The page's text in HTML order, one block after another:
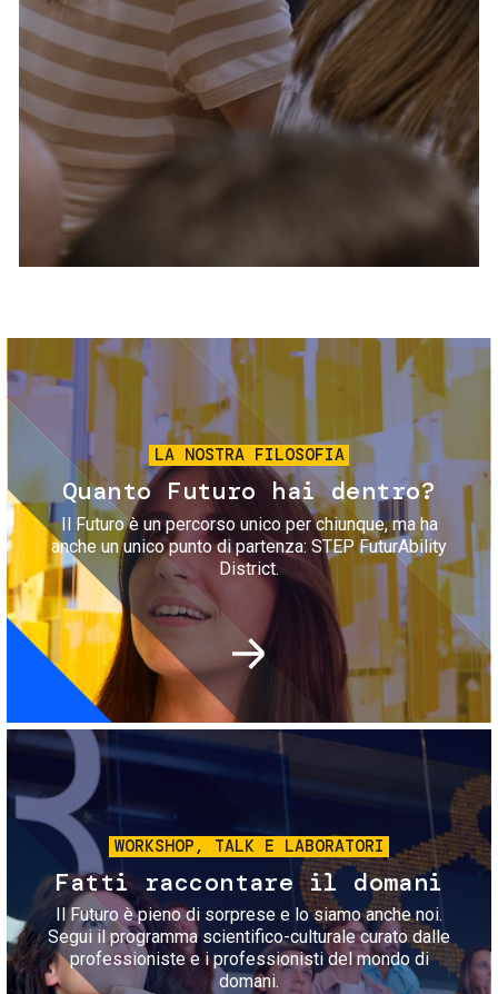
Servizi e accessibilità
Contatti
FAQ
Biglietti
Immagine
LA NOSTRA FILOSOFIA
Quanto Futuro hai dentro?
Il Futuro è un percorso unico per chiunque, ma ha
anche un unico punto di partenza: STEP FuturAbility
District.
Immagine
WORKSHOP, TALK E LABORATORI
Fatti raccontare il domani
Il Futuro è pieno di sorprese e lo siamo anche noi.
Segui il programma scientifico-culturale curato dalle
professioniste e i professionisti del mondo di
domani.